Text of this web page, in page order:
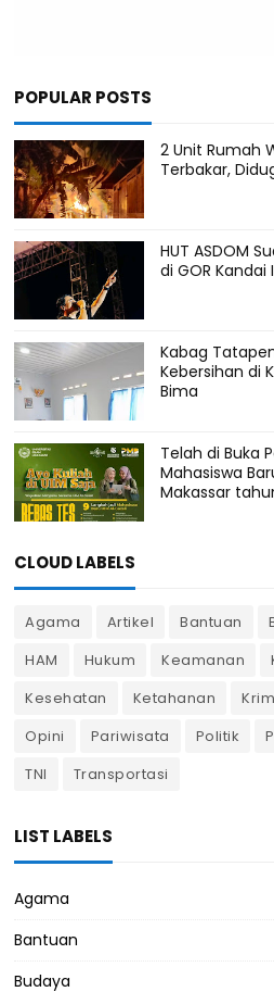
POPULAR POSTS
2 Unit Rumah
Terbakar,
HUT ASDOM
di GOR Kandai
Kabag
Kebersihan di
Bima
Telah di Buka
Mahasiswa
Makassar
CLOUD LABELS
Agama Artikel Bantuan
HAM
Hukum Keamanan
Kesehatan
Ketahanan
Opini
Pariwisata Politik
TNI
Transportasi
LIST LABELS
Agama
Bantuan
Budaya